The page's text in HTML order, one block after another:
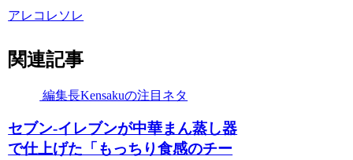
アレコレソレ
関連記事
編集長Kensakuの注目ネタ
セブン-イレブンが中華まん蒸し器
で仕上げた「もっちり食感のチー